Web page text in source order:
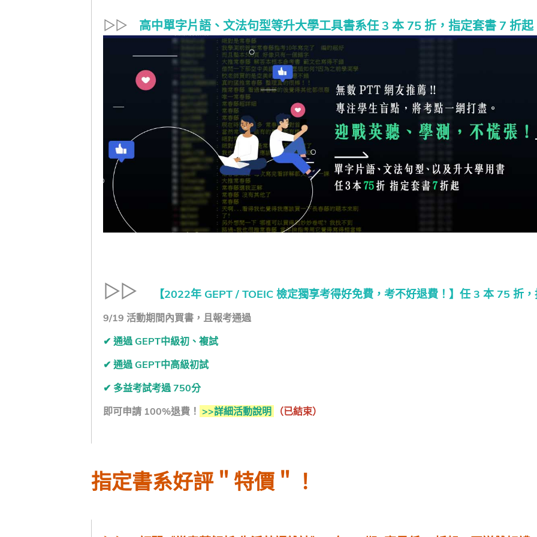
▷▷ 高中單字片語、文法句型等升大學工具書系任 3 本 75 折，指定套書 7 折起
▷▷ 【2022年 GEPT / TOEIC 檢定獨享考得好免費，考不好退費！】任 3 本 75 折
9/19 活動期間內買書，且報考通過
✔ 通過 GEPT中級初、複試
✔ 通過 GEPT中高級初試
✔ 多益考試考過 750分
即可申請 100%退費！ >>詳細活動說明 （已結束）
指定書系好評＂特價＂！